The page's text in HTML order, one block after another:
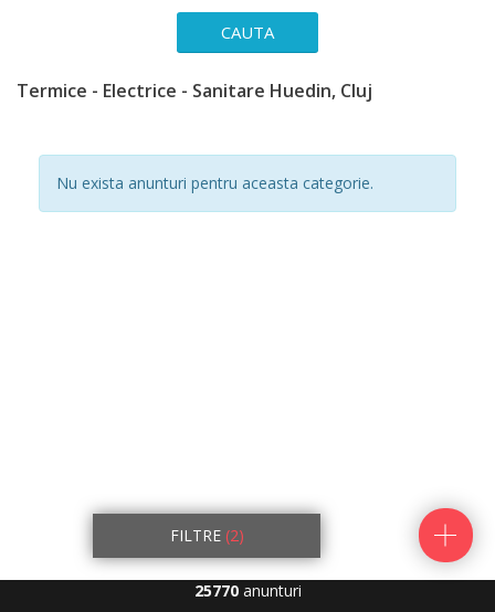
CAUTA
Termice - Electrice - Sanitare Huedin, Cluj
Nu exista anunturi pentru aceasta categorie.
FILTRE (2)
25770anunturi